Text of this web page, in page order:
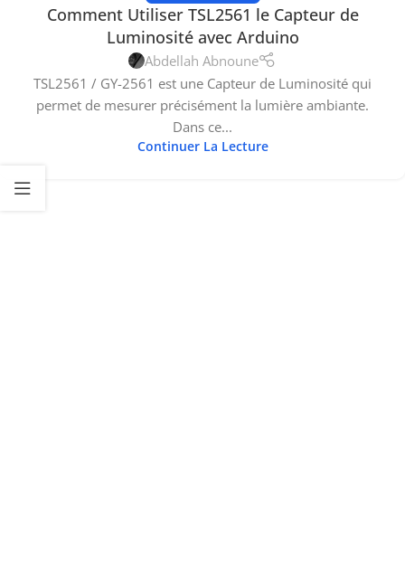
Comment Utiliser TSL2561 le Capteur de
Luminosité avec Arduino
Abdellah Abnoune
TSL2561 / GY-2561 est une Capteur de Luminosité qui
permet de mesurer précisément la lumière ambiante.
Dans ce...
Continuer La Lecture